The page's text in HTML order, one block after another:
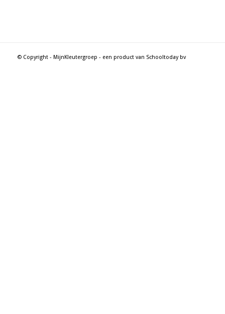
© Copyright - MijnKleutergroep - een product van Schooltoday bv